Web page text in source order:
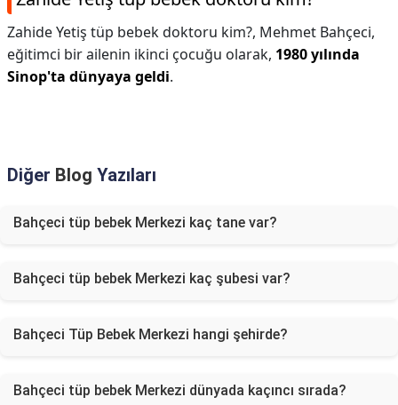
Zahide Yetiş tüp bebek doktoru kim?, Mehmet Bahçeci,
eğitimci bir ailenin ikinci çocuğu olarak, 1980 yılında
Sinop'ta dünyaya geldi.
Diğer Blog Yazıları
Bahçeci tüp bebek Merkezi kaç tane var?
Bahçeci tüp bebek Merkezi kaç şubesi var?
Bahçeci Tüp Bebek Merkezi hangi şehirde?
Bahçeci tüp bebek Merkezi dünyada kaçıncı sırada?